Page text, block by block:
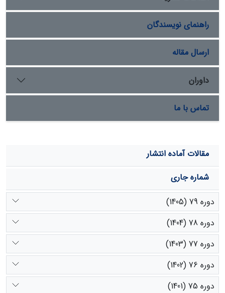
قرار دارد. این تغییرات به خاطر اثرگذاری‌های مثبتی است که
به دنبال فعالیت‌های کنترل فرسایش بادی در منطقه انجام
شده است.
راهنمای نویسندگان
ارسال مقاله
داوران
تماس با ما
مقالات آماده انتشار
شماره جاری
دوره 79 (1405)
دوره 78 (1404)
دوره 77 (1403)
دوره 76 (1402)
دوره 75 (1401)